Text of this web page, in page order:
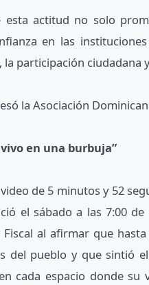
actitud no solo
en las
la participación ciudadana
la Asociación
en una burbuja”
de 5 minutos y 52
el sábado a las 7:00
al afirmar que
del pueblo y que sintió
cada espacio donde